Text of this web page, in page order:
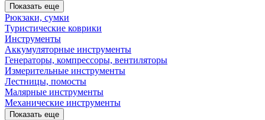
Показать еще
Рюкзаки, сумки
Туристические коврики
Инструменты
Аккумуляторные инструменты
Генераторы, компрессоры, вентиляторы
Измерительные инструменты
Лестницы, помосты
Малярные инструменты
Механические инструменты
Показать еще